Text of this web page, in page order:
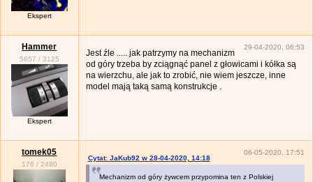
Ekspert
Hammer
5857 / 3125
Ekspert
29-04-2020, 06:53
Jest źle ..... jak patrzymy na mechanizm
od góry trzeba by zciągnąć panel z głowicami i kółka są
na wierzchu, ale jak to zrobić, nie wiem jeszcze, inne
model mają taką samą konstrukcje .
tomek05
176 / 2480
06-05-2020, 17:51
Cytat: JaKub92 w 28-04-2020, 14:18
Mechanizm od góry żywcem przypomina ten z Polskiej